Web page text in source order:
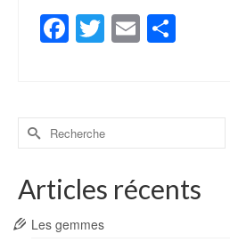
Facebook
Twitter
Email
Rechercher :
Articles récents
Les gemmes